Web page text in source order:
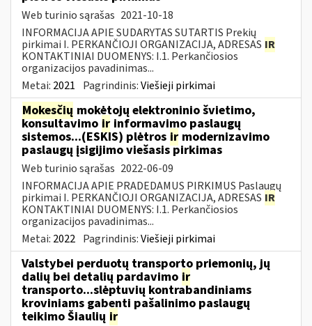
Web turinio sąrašas 2021-10-18
INFORMACIJA APIE SUDARYTAS SUTARTIS Prekių
pirkimai I. PERKANČIOJI ORGANIZACIJA, ADRESAS IR
KONTAKTINIAI DUOMENYS: I.1. Perkančiosios
organizacijos pavadinimas...
Metai: 2021 Pagrindinis:Viešieji pirkimai
Mokesčių mokėtojų elektroninio švietimo,
konsultavimo ir informavimo paslaugų
sistemos...(ESKIS) plėtros ir modernizavimo
paslaugų įsigijimo viešasis pirkimas
Web turinio sąrašas 2022-06-09
INFORMACIJA APIE PRADEDAMUS PIRKIMUS Paslaugų
pirkimai I. PERKANČIOJI ORGANIZACIJA, ADRESAS IR
KONTAKTINIAI DUOMENYS: I.1. Perkančiosios
organizacijos pavadinimas...
Metai: 2022 Pagrindinis:Viešieji pirkimai
Valstybei perduotų transporto priemonių, jų
dalių bei detalių pardavimo ir
transporto...slėptuvių kontrabandiniams
kroviniams gabenti pašalinimo paslaugų
teikimo Šiaulių ir